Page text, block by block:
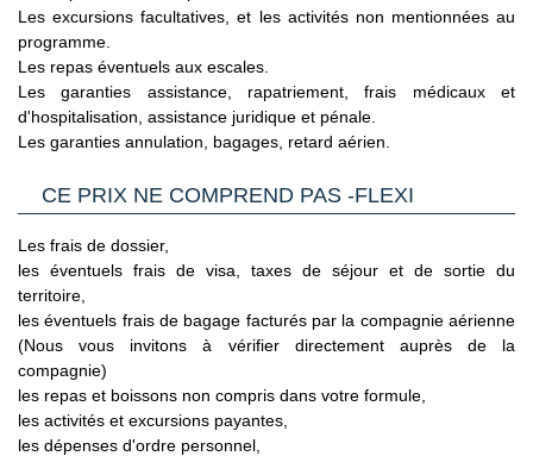
Cliquant ici.
- Etats Unis : sur le site du Service Public en
Cliquant ici.
- Canada : sur le site du gouvernement canadien en
il est préférable de vous rapprocher du consulat ou de
l’ambassade du pays de destination et de transit.
Important:Les formalités administratives et sanitaires étant
susceptibles de changer entre votre réservation et votre
départ, nous vous recommandons vivement de consulter
régulièrement le site du ministère des affaires étrangères en
Cliquant ici.
Les excursions facultatives, et les activités non mentionnées au
programme.
Les repas éventuels aux escales.
Les garanties assistance, rapatriement, frais médicaux et
d'hospitalisation, assistance juridique et pénale.
Les garanties annulation, bagages, retard aérien.
CE PRIX NE COMPREND PAS -FLEXI
Les frais de dossier,
les éventuels frais de visa, taxes de séjour et de sortie du
territoire,
les éventuels frais de bagage facturés par la compagnie aérienne
(Nous vous invitons à vérifier directement auprès de la
compagnie)
les repas et boissons non compris dans votre formule,
les activités et excursions payantes,
les dépenses d'ordre personnel,